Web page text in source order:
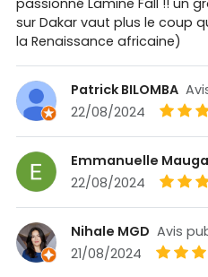
passionné Lamine Fall !! un
sur Dakar vaut plus le coup
la Renaissance africaine)
Patrick BILOMBA
22/08/2024
Emmanuelle
22/08/2024
Nihale MGD Avis
21/08/2024